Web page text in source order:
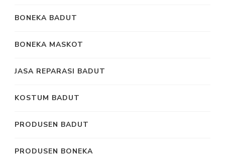
BONEKA BADUT
BONEKA MASKOT
JASA REPARASI BADUT
KOSTUM BADUT
PRODUSEN BADUT
PRODUSEN BONEKA